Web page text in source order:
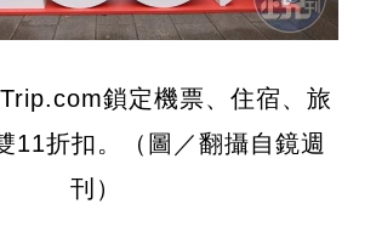
鎖定機票、住宿、旅
11折扣。（圖／翻攝自鏡週
刊）